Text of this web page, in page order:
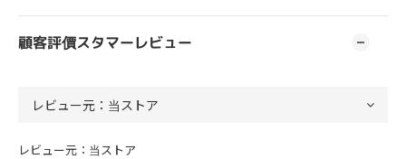
顧客評價スタマーレビュー
レビュー元：当ストア